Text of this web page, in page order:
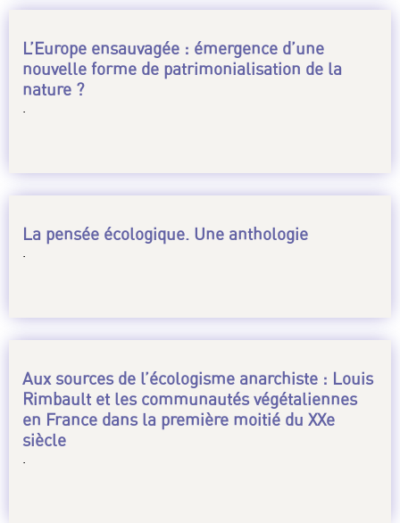
L’Europe ensauvagée : émergence d’une
nouvelle forme de patrimonialisation de la
nature ?
.
La pensée écologique. Une anthologie
.
Aux sources de l’écologisme anarchiste : Louis
Rimbault et les communautés végétaliennes
en France dans la première moitié du XXe
siècle
.